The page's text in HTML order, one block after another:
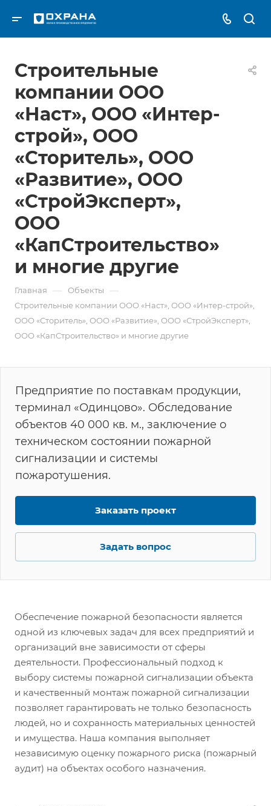
Строительные
компании ООО
«Наст», ООО «Интер-
строй», ООО
«Сторитель», ООО
«Развитие», ООО
«СтройЭксперт»,
ООО
«КапСтроительство»
и многие другие
Главная — Объекты —
Строительные компании ООО «Наст», ООО «Интер-строй»,
ООО «Сторитель», ООО «Развитие», ООО «СтройЭксперт»,
ООО «КапСтроительство» и многие другие
Предприятие по поставкам продукции,
терминал «Одинцово». Обследование
объектов 40 000 кв. м., заключение о
техническом состоянии пожарной
сигнализации и системы
пожаротушения.
Заказать проект
Задать вопрос
Обеспечение пожарной безопасности является
одной из ключевых задач для всех предприятий и
организаций вне зависимости от сферы
деятельности. Профессиональный подход к
выбору системы пожарной сигнализации объекта
и качественный монтаж пожарной сигнализации
позволяет гарантировать не только безопасность
людей, но и сохранность материальных ценностей
и имущества. Наша компания выполняет
независимую оценку пожарного риска (пожарный
аудит) на объектах особого назначения.